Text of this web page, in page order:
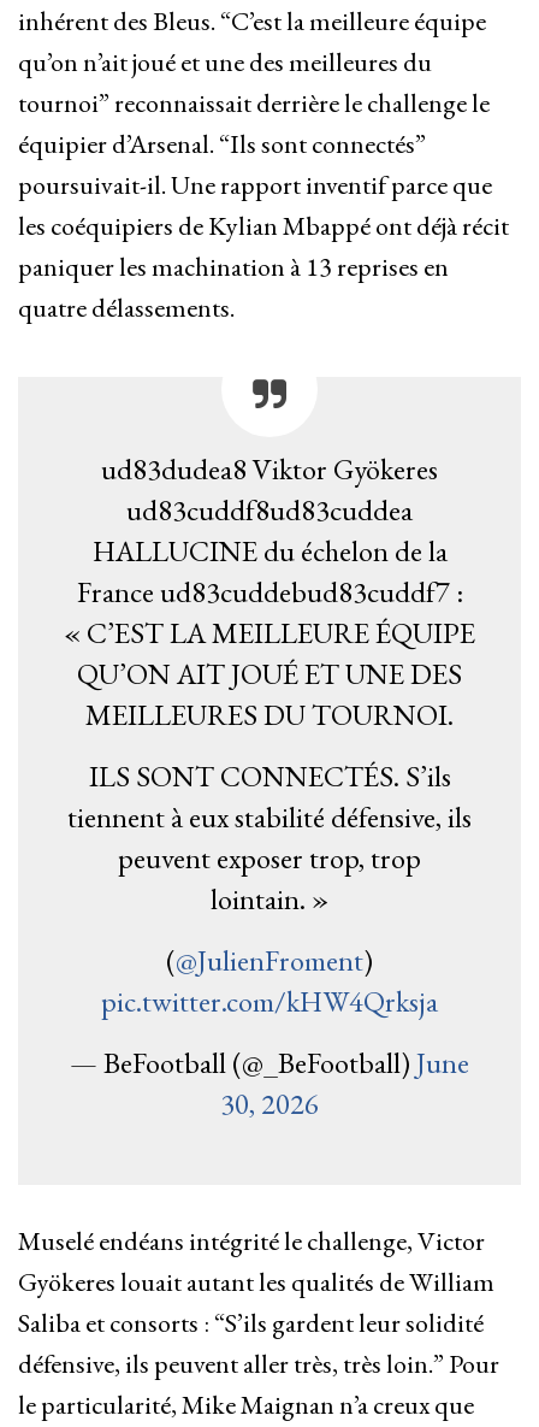
inhérent des Bleus. “C’est la meilleure équipe
qu’on n’ait joué et une des meilleures du
tournoi” reconnaissait derrière le challenge le
équipier d’Arsenal. “Ils sont connectés”
poursuivait-il. Une rapport inventif parce que
les coéquipiers de Kylian Mbappé ont déjà récit
paniquer les machination à 13 reprises en
quatre délassements.
ud83dudea8 Viktor Gyökeres
ud83cuddf8ud83cuddea
HALLUCINE du échelon de la
France ud83cuddebud83cuddf7 :
« C’EST LA MEILLEURE ÉQUIPE
QU’ON AIT JOUÉ ET UNE DES
MEILLEURES DU TOURNOI.
ILS SONT CONNECTÉS. S’ils
tiennent à eux stabilité défensive, ils
peuvent exposer trop, trop
lointain. »
(@JulienFroment)
pic.twitter.com/kHW4Qrksja
— BeFootball (@_BeFootball)June
30, 2026
Muselé endéans intégrité le challenge, Victor
Gyökeres louait autant les qualités de William
Saliba et consorts : “S’ils gardent leur solidité
défensive, ils peuvent aller très, très loin.” Pour
le particularité, Mike Maignan n’a creux que